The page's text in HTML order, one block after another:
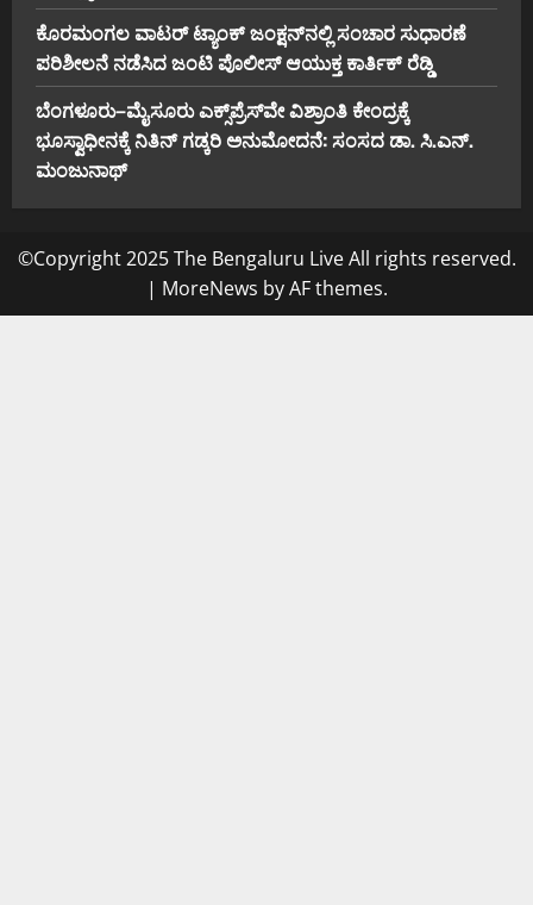
ಕೊರಮಂಗಲ ವಾಟರ್ ಟ್ಯಾಂಕ್ ಜಂಕ್ಷನ್‌ನಲ್ಲಿ ಸಂಚಾರ ಸುಧಾರಣೆ
ಪರಿಶೀಲನೆ ನಡೆಸಿದ ಜಂಟಿ ಪೊಲೀಸ್ ಆಯುಕ್ತ ಕಾರ್ತಿಕ್ ರೆಡ್ಡಿ
ಬೆಂಗಳೂರು–ಮೈಸೂರು ಎಕ್ಸ್‌ಪ್ರೆಸ್‌ವೇ ವಿಶ್ರಾಂತಿ ಕೇಂದ್ರಕ್ಕೆ
ಭೂಸ್ವಾಧೀನಕ್ಕೆ ನಿತಿನ್ ಗಡ್ಕರಿ ಅನುಮೋದನೆ: ಸಂಸದ ಡಾ. ಸಿ.ಎನ್.
ಮಂಜುನಾಥ್
©Copyright 2025 The Bengaluru Live All rights reserved.
| MoreNews by AF themes.